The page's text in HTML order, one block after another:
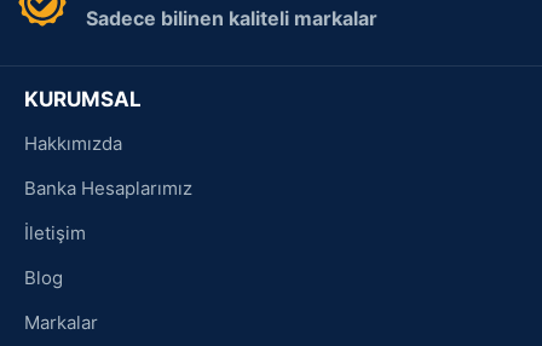
Sadece bilinen kaliteli markalar
KURUMSAL
Hakkımızda
Banka Hesaplarımız
İletişim
Blog
Markalar